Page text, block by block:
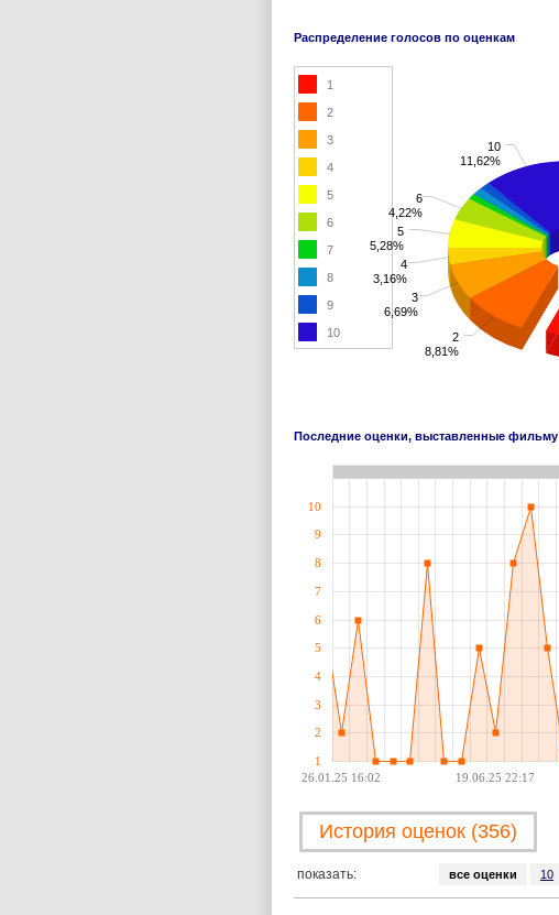
Распределение голосов по оценкам
10
11,62%
6
4,22%
5
5,28%
4
3,16%
3
6,69%
2
8,81%
1
2
3
4
5
6
7
8
9
10
Последние оценки, выставленные фильму
26.01.25 16:02 19.06.25 22:17
1
2
3
4
5
6
7
8
9
10
История оценок (356)
показать: все оценки 10